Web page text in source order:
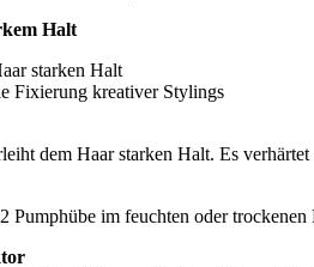
Halt
starken Halt
Fixierung kreativer Stylings
dem Haar starken Halt. Es
Pumphübe im feuchten oder